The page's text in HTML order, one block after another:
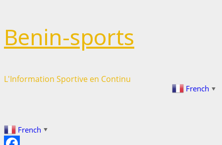
au
contenu
Benin-sports
L'Information Sportive en Continu
French ▼
French ▼